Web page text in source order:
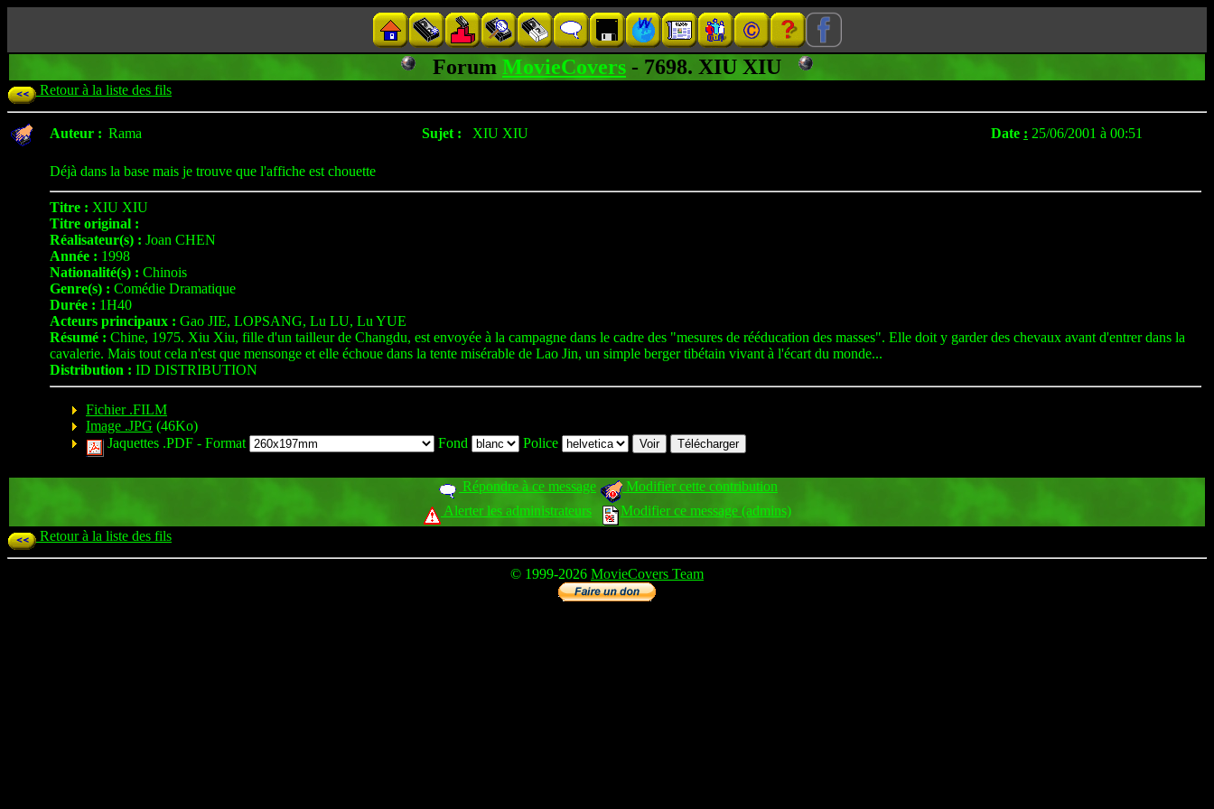
Forum MovieCovers - 7698. XIU XIU
Retour à la liste des fils
Auteur : Rama Sujet : XIU XIU Date : 25/06/2001 à 00:51
Déjà dans la base mais je trouve que l'affiche est chouette
Titre : XIU XIU
Titre original :
Réalisateur(s) : Joan CHEN
Année : 1998
Nationalité(s) : Chinois
Genre(s) : Comédie Dramatique
Durée : 1H40
Acteurs principaux : Gao JIE, LOPSANG, Lu LU, Lu YUE
Résumé : Chine, 1975. Xiu Xiu, fille d'un tailleur de Changdu, est envoyée à la campagne dans le cadre des "mesures de rééducation des masses". Elle doit y garder des chevaux avant d'entrer dans la
cavalerie. Mais tout cela n'est que mensonge et elle échoue dans la tente misérable de Lao Jin, un simple berger tibétain vivant à l'écart du monde...
Distribution : ID DISTRIBUTION
Fichier .FILM
Image .JPG (46Ko)
Jaquettes .PDF - Format Fond Police
Répondre à ce message
Modifier cette contribution
Alerter les administrateurs
Modifier ce message (admins)
Retour à la liste des fils
© 1999-2026 MovieCovers Team